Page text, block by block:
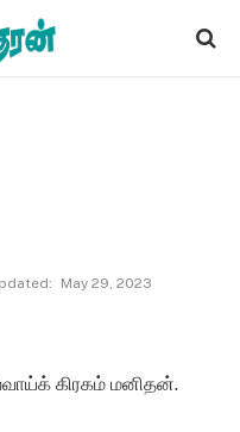
May 29, 2023
கிரகம் மனிதன்.